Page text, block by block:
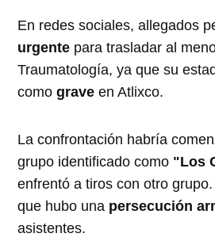
En redes sociales, allegados
urgente para trasladar al
Traumatología, ya que su
comograve en Atlixco.
La confrontación habría
grupo identificado como "Los
enfrentó a tiros con otro
que hubo una persecución
asistentes.